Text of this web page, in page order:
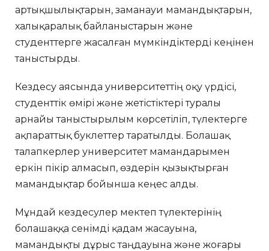
артықшылықтарын, заманауи мамандықтарын,
халықаралық байланыстарын және
студенттерге жасалған мүмкіндіктерді кеңінен
таныстырды.
Кездесу аясында университеттің оқу үрдісі,
студенттік өмірі және жетістіктері туралы
арнайы таныстырылым көрсетіліп, түлектерге
ақпараттық буклеттер таратылды. Болашақ
талапкерлер университет мамандарымен
еркін пікір алмасып, өздерін қызықтырған
мамандықтар бойынша кеңес алды.
Мұндай кездесулер мектеп түлектерінің
болашаққа сенімді қадам жасауына,
мамандықты дұрыс таңдауына және жоғары